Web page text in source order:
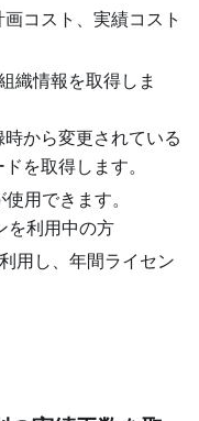
コスト、実績コスト
織情報を取得しま
から変更されている
を取得します。
用できます。
を利用中の方
用し、年間ライセン